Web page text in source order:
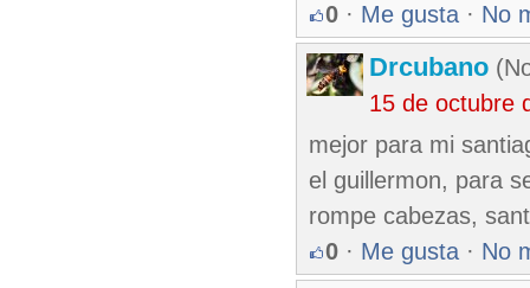
0 · Me gusta · No
Drcubano
15 de octubre
mejor para mi
el guillermon, para
rompe cabezas,
0 · Me gusta · No